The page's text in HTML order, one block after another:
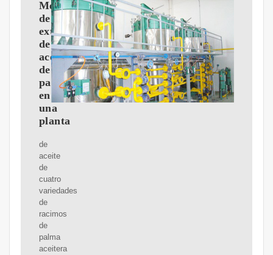
Mejoramiento
de
extracción
de
aceite
de
palma
en
una
planta
de
aceite
de
cuatro
variedades
de
racimos
de
palma
aceitera